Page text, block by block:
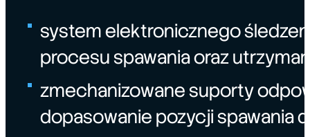
system elektronicznego
procesu spawania oraz
zmechanizowane suporty
dopasowanie pozycji spawania